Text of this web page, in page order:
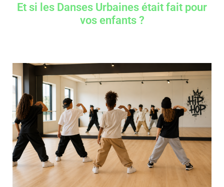
INSCRIPTIONS 2026/2027 INTERVENANTS
Et si les Danses Urbaines était fait pour
vos enfants ?